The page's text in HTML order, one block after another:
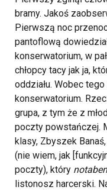
bramy. Jakoś
Pierwszą noc
pantoflową
konserwatorium, w
chłopcy tacy jak ja,
oddziału. Wobec
konserwatorium.
grupa, z tym że z
poczty powstańczej.
klasy, Zbyszek
(nie wiem, jak
poczty), który
listonosz harcerski.